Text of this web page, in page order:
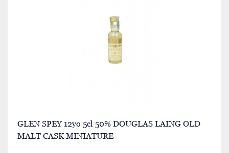
GLEN SPEY 12yo 5cl 50% DOUGLAS LAING OLD
MALT CASK MINIATURE